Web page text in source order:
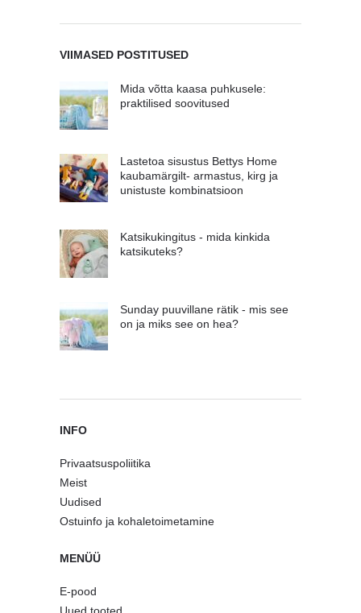
VIIMASED POSTITUSED
Mida võtta kaasa puhkusele:
praktilised soovitused
Lastetoa sisustus Bettys Home
kaubamärgilt- armastus, kirg ja
unistuste kombinatsioon
Katsikukingitus - mida kinkida
katsikuteks?
Sunday puuvillane rätik - mis see
on ja miks see on hea?
INFO
Privaatsuspoliitika
Meist
Uudised
Ostuinfo ja kohaletoimetamine
MENÜÜ
E-pood